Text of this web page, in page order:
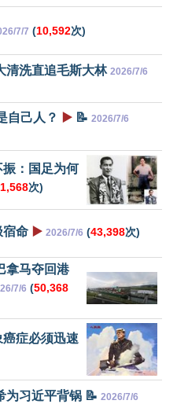
7/7 (10,592次)
清洗直追毛斯大林 2026/7/6
自己人？ ▶️ 📝 2026/7/6
：国足为何
次)
宿命 ▶️ 2026/7/6 (43,398次)
拿马夺回港
7/6 (50,368
症必须迅速
为习近平背锅 📝 2026/7/6